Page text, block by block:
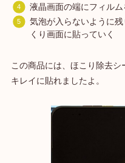
液晶画面の端にフィルム
気泡が入らないように
くり画面に貼っていく
この商品には、ほこり除去
キレイに貼れましたよ。